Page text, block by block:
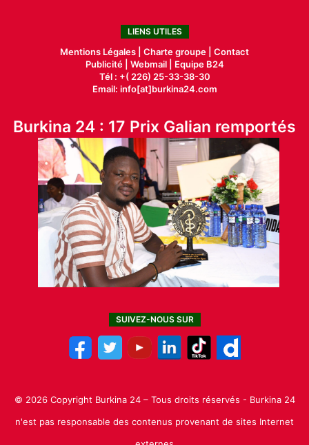
LIENS UTILES
Mentions Légales | Charte groupe | Contact
Publicité| Webmail |
Equipe B24
Tél : +( 226) 25-33-38-30
Email: info[at]burkina24.com
Burkina 24 : 17 Prix Galian remportés
SUIVEZ-NOUS SUR
© 2026 Copyright Burkina 24 – Tous droits réservés - Burkina 24
n'est pas responsable des contenus provenant de sites Internet